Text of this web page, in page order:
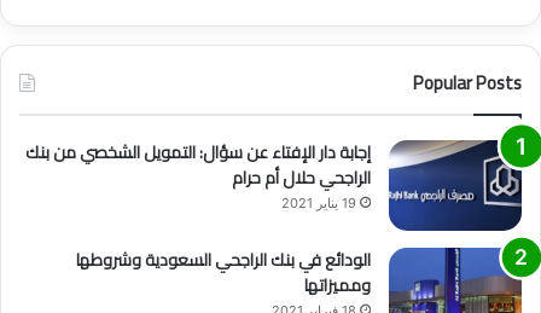
Popular Posts
إجابة دار الإفتاء عن سؤال: التمويل الشخصي من بنك
الراجحي حلال أم حرام
19 يناير 2021
الودائع في بنك الراجحي السعودية وشروطها
ومميزاتها